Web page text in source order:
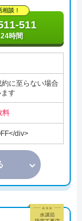
相談！
511
時間
に至らない場合
す
料
div>